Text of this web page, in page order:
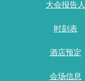
大会报告人
时刻表
酒店预定
会场信息